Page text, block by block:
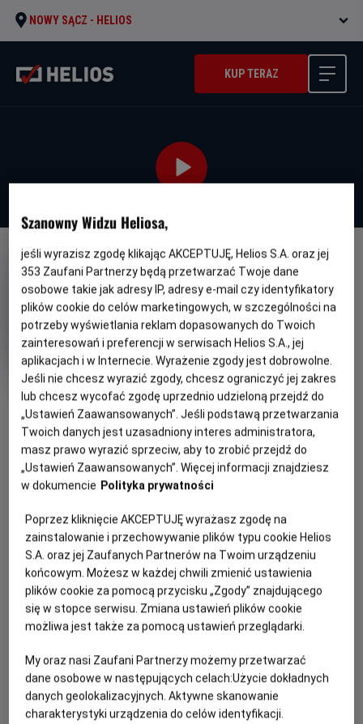
NOWY SĄCZ - HELIOS
KUP TERAZ
DUBBING WERSJA JĘZYKOWA UA
OBSERWUJ
Enkanto: Svit Mahiyi - UA
Oryginalny
tytuł
Encanto Gatunek
Animowany / Przygodowy
Od 7 lat
Czas
trwania
110 min
Kraj
i
rok
produkcji
USA (2021)
OCENA HELIOS
7.2
PREMIERA
26 listopada 2021
Байрон Говард, Чаріс
Кастро Сміт, Джаред Буш
Чаріс Кастро Сміт, Джаред
Буш
WIĘCEJ SZCZEGÓŁÓW
Нова анімація «Енканто: Світ магії» від Walt Disney
Animation Studios розповідає історію про незвичайну
родину Мадриґаль. Вони живуть у чарівному будиночку,
захованому в горах Колумбії, у жвавому містечку під
назвою Енканто. Магія Енканто благословила кожну
дитину в родині унікальним подарунком: від суперсили до
дару зцілення. Кожну дитину…окрім Мірабель. Однак, коли
дівчина з’ясовує, що магії Енканто загрожує небезпека,
Мірабель вирішує, що саме вона, єдина звичайна дитина
родини Мадриґаль, має стати останньою надією на
Szanowny Widzu Heliosa,
jeśli wyrazisz zgodę klikając AKCEPTUJĘ, Helios S.A. oraz jej
353 Zaufani Partnerzy będą przetwarzać Twoje dane
osobowe takie jak adresy IP, adresy e-mail czy identyfikatory
plików cookie do celów marketingowych, w szczególności na
potrzeby wyświetlania reklam dopasowanych do Twoich
zainteresowań i preferencji w serwisach Helios S.A., jej
aplikacjach i w Internecie. Wyrażenie zgody jest dobrowolne.
Jeśli nie chcesz wyrazić zgody, chcesz ograniczyć jej zakres
lub chcesz wycofać zgodę uprzednio udzieloną przejdź do
„Ustawień Zaawansowanych”. Jeśli podstawą przetwarzania
Twoich danych jest uzasadniony interes administratora,
masz prawo wyrazić sprzeciw, aby to zrobić przejdź do
„Ustawień Zaawansowanych”. Więcej informacji znajdziesz
w dokumencie Polityka prywatności
Poprzez kliknięcie AKCEPTUJĘ wyrażasz zgodę na
zainstalowanie i przechowywanie plików typu cookie Helios
S.A. oraz jej Zaufanych Partnerów na Twoim urządzeniu
końcowym. Możesz w każdej chwili zmienić ustawienia
plików cookie za pomocą przycisku „Zgody” znajdującego
się w stopce serwisu. Zmiana ustawień plików cookie
możliwa jest także za pomocą ustawień przeglądarki.
My oraz nasi Zaufani Partnerzy możemy przetwarzać
dane osobowe w następujących celach:Użycie dokładnych
danych geolokalizacyjnych. Aktywne skanowanie
charakterystyki urządzenia do celów identyfikacji.